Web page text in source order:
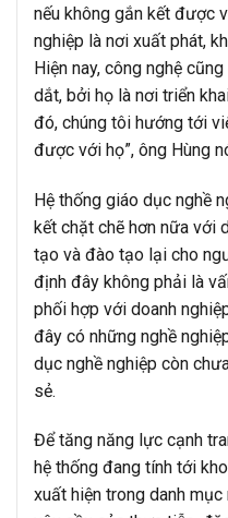
nếu không gắn kết được
nghiệp là nơi xuất phát,
Hiện nay, công nghệ
dắt, bởi họ là nơi triển
đó, chúng tôi hướng tới
được với họ”, ông Hùng
Hệ thống giáo dục nghề
kết chặt chẽ hơn nữa với
tạo và đào tạo lại cho
định đây không phải là
phối hợp với doanh
đây có những nghề
dục nghề nghiệp còn
sẻ.
Để tăng năng lực cạnh
hệ thống đang tính tới
xuất hiện trong danh